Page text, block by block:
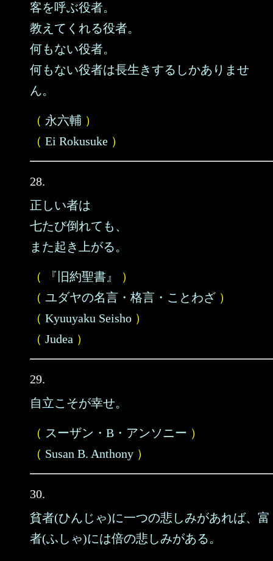
客を呼ぶ役者。
教えてくれる役者。
何もない役者。
何もない役者は長生きするしかありませ
ん。
（ 永六輔 ）
（ Ei Rokusuke ）
28.
正しい者は
七たび倒れても、
また起き上がる。
（ 『旧約聖書』
）
（ ユダヤの名言・格言・ことわざ ）
（ Kyuuyaku Seisho ）
（ Judea ）
29.
自立こそが幸せ。
（ スーザン・B・アンソニー ）
（ Susan B. Anthony ）
30.
貧者(ひんじゃ)に一つの悲しみがあれば、富
者(ふしゃ)には倍の悲しみがある。